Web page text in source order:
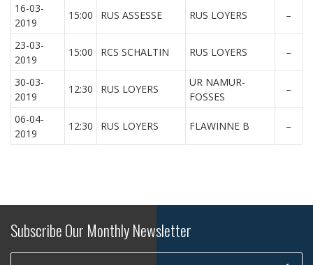
16-03-
2019
15:00 RUS ASSESSE RUS LOYERS –
23-03-
2019
15:00 RCS SCHALTIN RUS LOYERS –
30-03-
2019
12:30 RUS LOYERS
UR NAMUR-
FOSSES
–
06-04-
2019
12:30 RUS LOYERS FLAWINNE B –
Subscribe Our Monthly Newsletter